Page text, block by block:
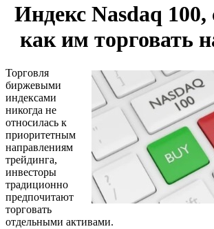
Индекс Nasdaq 100,
как им торговать
Торговля
биржевыми
индексами
никогда не
относилась к
приоритетным
направлениям
трейдинга,
инвесторы
традиционно
предпочитают
торговать
отдельными активами.